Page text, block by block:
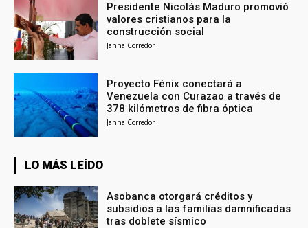
Presidente Nicolás Maduro promovió
valores cristianos para la
construcción social
Janna Corredor
Proyecto Fénix conectará a
Venezuela con Curazao a través de
378 kilómetros de fibra óptica
Janna Corredor
LO MÁS LEÍDO
Asobanca otorgará créditos y
subsidios a las familias damnificadas
tras doblete sísmico